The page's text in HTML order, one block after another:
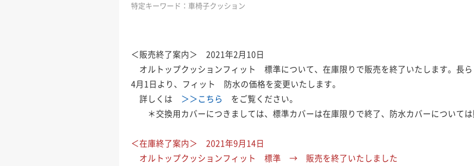
特定キーワード： 車椅子クッション
＜販売終了案内＞ 2021年2月10日
オルトップクッションフィット 標準について、在庫限りで販売を終了いたします。長
4月1日より、フィット 防水の価格を変更いたします。
詳しくは ＞＞こちら をご覧ください。
＊交換用カバーにつきましては、標準カバーは在庫限りで終了、防水カバーについて
＜在庫終了案内＞ 2021年9月14日
オルトップクッションフィット 標準 → 販売を終了いたしました